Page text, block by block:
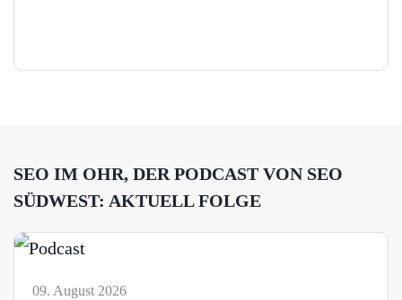
SEO IM OHR, DER PODCAST VON SEO
SÜDWEST: AKTUELL FOLGE
09. August 2026